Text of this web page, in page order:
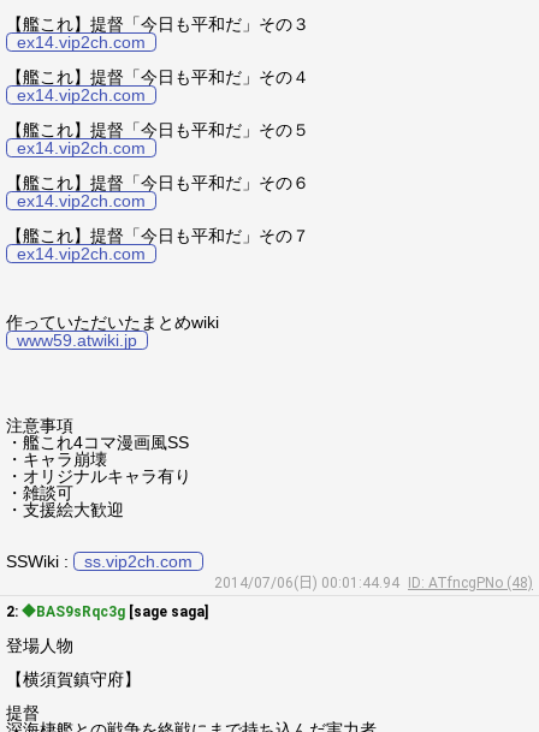
【艦これ】提督「今日も平和だ」その３
ex14.vip2ch.com
【艦これ】提督「今日も平和だ」その４
ex14.vip2ch.com
【艦これ】提督「今日も平和だ」その５
ex14.vip2ch.com
【艦これ】提督「今日も平和だ」その６
ex14.vip2ch.com
【艦これ】提督「今日も平和だ」その７
ex14.vip2ch.com
作っていただいたまとめwiki
www59.atwiki.jp
注意事項
・艦これ4コマ漫画風SS
・キャラ崩壊
・オリジナルキャラ有り
・雑談可
・支援絵大歓迎
SSWiki : ss.vip2ch.com
2014/07/06(日) 00:01:44.94
ID: ATfncgPNo (48)
2: ◆BAS9sRqc3g [sage saga]
登場人物
【横須賀鎮守府】
提督